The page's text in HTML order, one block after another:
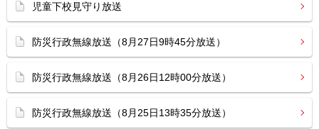
児童下校見守り放送
防災行政無線放送（8月27日9時45分放送）
防災行政無線放送（8月26日12時00分放送）
防災行政無線放送（8月25日13時35分放送）